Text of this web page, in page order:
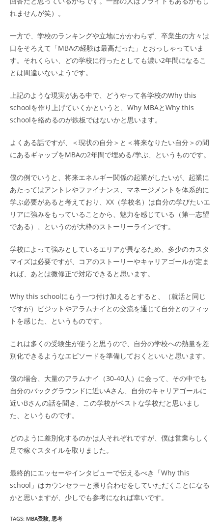
れませんが笑）。
一方で、学校のランキングや立地にかかわらず、卒業生の方々は
口をそろえて「MBAの経験は最高だった」とおっしゃっていま
す。それくらい、どの学校に行ったとしても濃い2年間になるこ
とは間違いないようです。
上記のような現実がある中で、どうやって各学校のWhy this
schoolを作り上げていくかというと、Why MBAとWhy this
schoolを絡めるのが鉄板ではないかと思います。
よくある話ですが、＜現状の自分＞と＜将来なりたい自分＞の間
にあるギャップをMBAの2年間で埋める/学ぶ、というものです。
僕の例でいうと、将来エネルギー関係の起業がしたいが、起業に
あたってはアントレやファイナンス、マネージメントを体系的に
学ぶ必要があると考えており、XX（学校名）は自分の学びたいエ
リアに強みをもっていることから、魅力を感じている（第一志望
である）、というのが大枠のストーリーラインです。
学校によって強みとしているエリアが異なるため、多少のカスタ
マイズは必要ですが、コアのストーリーやキャリアゴールが定ま
れば、あとは微修正で対応できると思います。
Why this schoolにもう一つ付け加えるとすると、（就活と同じ
ですが）ビジットやアラムナイとの交流を通じて自分とのフィッ
トを感じた、というものです。
これは多くの受験生が使うと思うので、自分の学校への熱量を差
別化できるようなエピソードを準備しておくといいと思います。
僕の場合、大量のアラムナイ（30-40人）に会って、その中でも
自分のバックグラウンドに近いAさん、自分のキャリアゴールに
近いBさんの話を聞き、この学校がベストな学校だと思いまし
た、というものです。
どのように差別化するのかは人それぞれですが、僕は営業らしく
足で稼ぐスタイルを取りました。
最終的にエッセーやインタビューで伝えるべき「Why this
school」はカウンセラーと擦り合わせをしていただくことになる
かと思いますが、少しでも参考になれば幸いです。
TAGS: MBA受験, 思考